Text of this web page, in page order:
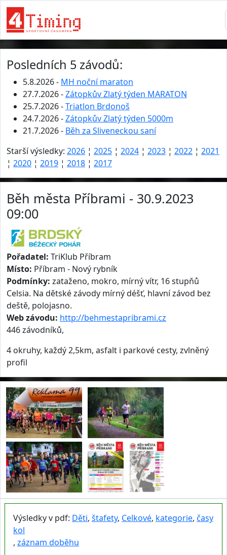
Posledních 5 závodů:
5.8.2026 - MH noční maraton
27.7.2026 -Zátopkův Zlatý týden MARATON
25.7.2026 -Triatlon Brdonoš
24.7.2026 -Zátopkův Zlatý týden 5000m
21.7.2026 - Běh za Sliveneckou saní
Starší výsledky: 2026 ¦ 2025 ¦ 2024 ¦ 2023 ¦ 2022 ¦ 2021
¦ 2020 ¦ 2019 ¦ 2018 ¦ 2017
Běh města Příbrami - 30.9.2023
09:00
Pořadatel: TriKlub Příbram
Místo: Příbram - Nový rybník
Podmínky: zataženo, mokro, mírný vítr, 16 stupňů
Celsia. Na dětské závody mírný déšť, hlavní závod bez
deště, polojasno.
Web závodu: http://behmestapribrami.cz
446 závodníků,
4 okruhy, každý 2,5km, asfalt i parkové cesty, zvlněný
profil
Výsledky v pdf: Děti, štafety, Celkové, kategorie, časy
kol
, záznam doběhu